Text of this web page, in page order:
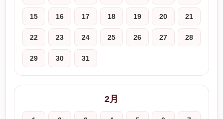
15 16 17 18 19 20 21
22 23 24 25 26 27 28
29 30 31
2月